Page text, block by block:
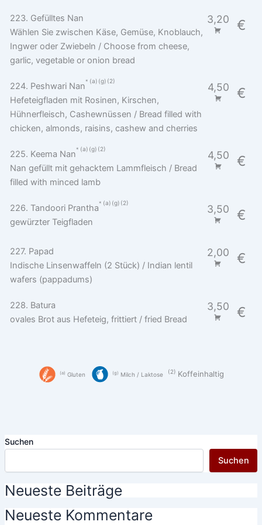
223. Gefülltes Nan 3,20 €
Wählen Sie zwischen Käse, Gemüse, Knoblauch,
Ingwer oder Zwiebeln / Choose from cheese,
garlic, vegetable or onion bread
224. Peshwari Nan
a g 2
4,50 €
Hefeteigfladen mit Rosinen, Kirschen,
Hühnerfleisch, Cashewnüssen / Bread filled with
chicken, almonds, raisins, cashew and cherries
225. Keema Nan
a g 2
4,50 €
Nan gefüllt mit gehacktem Lammfleisch / Bread
filled with minced lamb
226. Tandoori Prantha
a g 2
3,50 €
gewürzter Teigfladen
227. Papad 2,00 €
Indische Linsenwaffeln (2 Stück) / Indian lentil
wafers (pappadums)
228. Batura 3,50 €
ovales Brot aus Hefeteig, frittiert / fried Bread
a Gluten g Milch / Laktose 2 Koffeinhaltig
Suchen
Suchen
Neueste Beiträge
Neueste Kommentare